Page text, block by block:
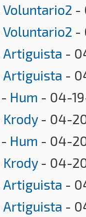
Voluntario2 -
Voluntario2 -
Artiguista -
Artiguista -
- Hum - 04-
Krody- 04-
- Hum - 04-
Krody- 04-
Artiguista -
Artiguista -